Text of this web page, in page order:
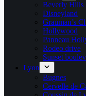
Beverly Hills
Disneyland
Grauman’s
Hollywood
Panneau
Rodeo drive
Sunset
Lyon
Bugnes
Cervelle de